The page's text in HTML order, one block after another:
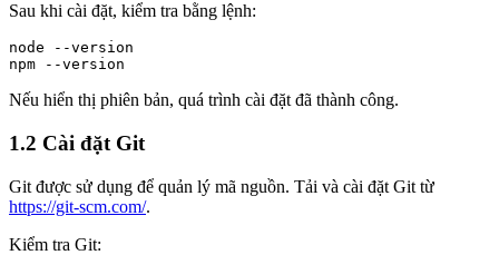
Sau khi cài đặt, kiểm tra bằng lệnh:
node --version
npm --version
Nếu hiển thị phiên bản, quá trình cài đặt đã thành công.
1.2 Cài đặt Git
Git được sử dụng để quản lý mã nguồn. Tải và cài đặt Git từ
https://git-scm.com/.
Kiểm tra Git: